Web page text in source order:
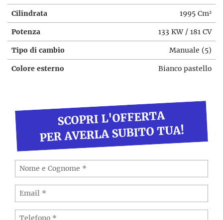
Cilindrata 1995 Cm³
Potenza 133 KW / 181 CV
Tipo di cambio Manuale (5)
Colore esterno Bianco pastello
SCOPRI L'OFFERTA
PER AVERLA SUBITO TUA!